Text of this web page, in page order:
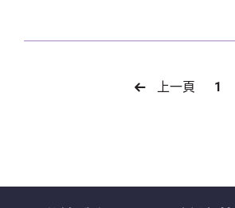
上一頁 1